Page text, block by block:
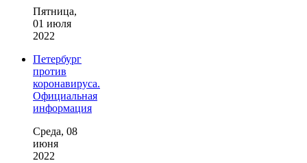
Пятница,
01 июля
2022
Петербург
против
коронавируса.
Официальная
информация
Среда, 08
июня
2022